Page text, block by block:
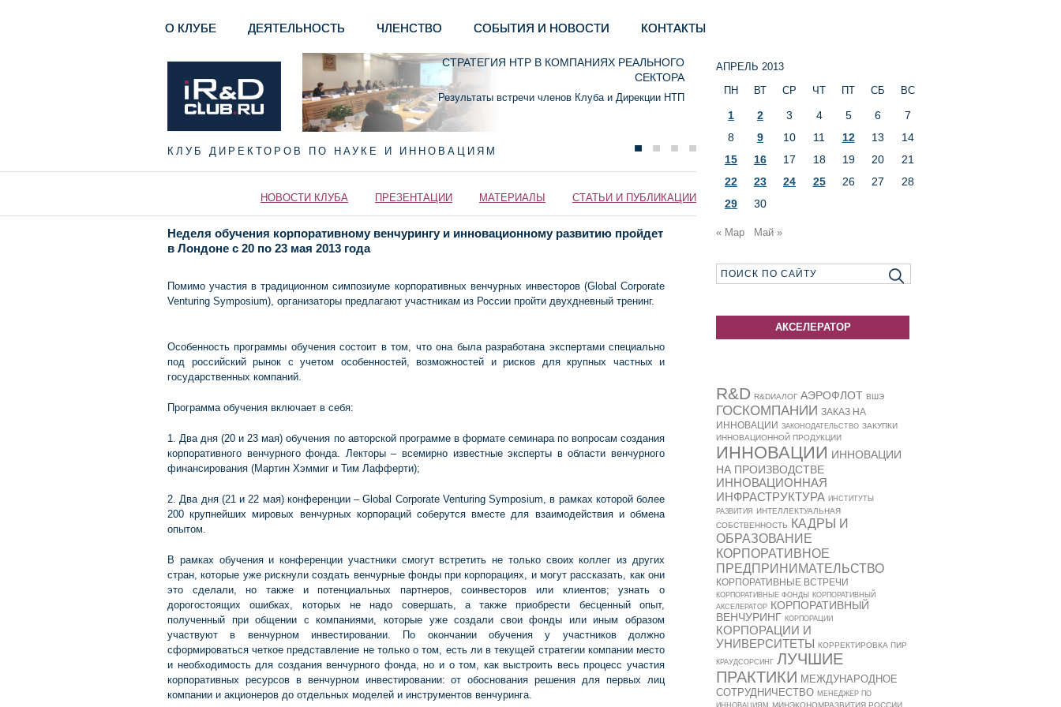
О КЛУБЕ ДЕЯТЕЛЬНОСТЬ ЧЛЕНСТВО СОБЫТИЯ И НОВОСТИ КОНТАКТЫ
СТРАТЕГИЯ НТР В КОМПАНИЯХ РЕАЛЬНОГО
СЕКТОРА
Результаты встречи членов Клуба и Дирекции НТП
КЛУБ ДИРЕКТОРОВ ПО НАУКЕ И ИННОВАЦИЯМ
НОВОСТИ КЛУБА ПРЕЗЕНТАЦИИ МАТЕРИАЛЫ СТАТЬИ И ПУБЛИКАЦИИ
Неделя обучения корпоративному венчурингу и инновационному развитию пройдет
в Лондоне с 20 по 23 мая 2013 года
Помимо участия в традиционном симпозиуме корпоративных венчурных инвесторов (Global Corporate
Venturing Symposium), организаторы предлагают участникам из России пройти двухдневный тренинг.
Особенность программы обучения состоит в том, что она была разработана экспертами специально
под российский рынок с учетом особенностей, возможностей и рисков для крупных частных и
государственных компаний.
Программа обучения включает в себя:
1. Два дня (20 и 23 мая) обучения по авторской программе в формате семинара по вопросам создания
корпоративного венчурного фонда. Лекторы – всемирно известные эксперты в области венчурного
финансирования (Мартин Хэммиг и Тим Лафферти);
2. Два дня (21 и 22 мая) конференции – Global Corporate Venturing Symposium, в рамках которой более
200 крупнейших мировых венчурных корпораций соберутся вместе для взаимодействия и обмена
опытом.
В рамках обучения и конференции участники смогут встретить не только своих коллег из других
стран, которые уже рискнули создать венчурные фонды при корпорациях, и могут рассказать, как они
это сделали, но также и потенциальных партнеров, соинвесторов или клиентов; узнать о
дорогостоящих ошибках, которых не надо совершать, а также приобрести бесценный опыт,
полученный при общении с компаниями, которые уже создали свои фонды или иным образом
участвуют в венчурном инвестировании. По окончании обучения у участников должно
сформироваться четкое представление не только о том, есть ли в текущей стратегии компании место
и необходимость для создания венчурного фонда, но и о том, как выстроить весь процесс участия
корпоративных ресурсов в венчурном инвестировании: от обоснования решения для первых лиц
компании и акционеров до отдельных моделей и инструментов венчуринга.
АПРЕЛЬ 2013
ПН
ВТ СР ЧТ ПТ СБ ВС
1 2 3 4 5 6
7
8
9 10 11 12 13
14
15
16 17 18 19 20
21
22
23 24 25 26 27
28
29
30
« Мар Май »
АКСЕЛЕРАТОР
R&D R&DИАЛОГ АЭРОФЛОТ ВШЭ
ГОСКОМПАНИИ ЗАКАЗ НА
ИННОВАЦИИ ЗАКОНОДАТЕЛЬСТВО ЗАКУПКИ
ИННОВАЦИОННОЙ ПРОДУКЦИИ
ИННОВАЦИИ ИННОВАЦИИ
НА ПРОИЗВОДСТВЕ
ИННОВАЦИОННАЯ
ИНФРАСТРУКТУРА ИНСТИТУТЫ
РАЗВИТИЯ
ИНТЕЛЛЕКТУАЛЬНАЯ
СОБСТВЕННОСТЬ КАДРЫ И
ОБРАЗОВАНИЕ
КОРПОРАТИВНОЕ
ПРЕДПРИНИМАТЕЛЬСТВО
КОРПОРАТИВНЫЕ ВСТРЕЧИ
КОРПОРАТИВНЫЕ ФОНДЫ
КОРПОРАТИВНЫЙ
АКСЕЛЕРАТОР КОРПОРАТИВНЫЙ
ВЕНЧУРИНГ КОРПОРАЦИИ
КОРПОРАЦИИ И
УНИВЕРСИТЕТЫ КОРРЕКТИРОВКА ПИР
КРАУДСОРСИНГ ЛУЧШИЕ
ПРАКТИКИ МЕЖДУНАРОДНОЕ
СОТРУДНИЧЕСТВО МЕНЕДЖЕР ПО
ИННОВАЦИЯМ
МИНЭКОНОМРАЗВИТИЯ РОССИИ